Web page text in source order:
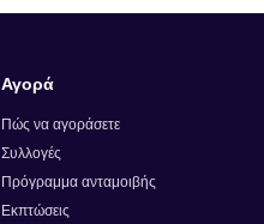
Αγορά
Πώς να αγοράσετε
Συλλογές
Πρόγραμμα ανταμοιβής
Εκπτώσεις